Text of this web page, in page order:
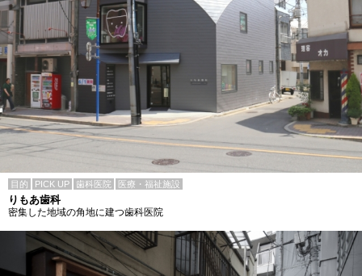
目的 PICK UP 歯科医院 医療・福祉施設
りもあ歯科
密集した地域の角地に建つ歯科医院